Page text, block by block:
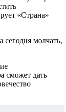
«Страна»
молчать,
сможет дать